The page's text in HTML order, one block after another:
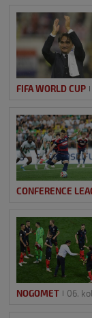
FIFA WORLD CUP
CONFERENCE
NOGOMET 06.